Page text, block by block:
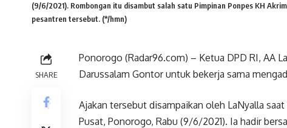
(9/6/2021). Rombongan itu disambut salah satu Pimpinan Ponpes KH
pesantren tersebut. (*/hmn)
SHARE
Ponorogo (Radar96.com) – Ketua DPD RI, AA
Darussalam Gontor untuk bekerja sama
Ajakan tersebut disampaikan oleh LaNyalla
Pusat, Ponorogo, Rabu (9/6/2021). Ia hadir